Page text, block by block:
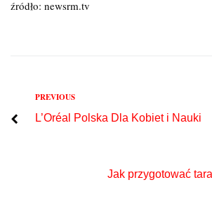
źródło: newsrm.tv
Nawigacja
wpisu
Previous
PREVIOUS
L’Oréal Polska Dla Kobiet i Nauki
Jak przygotować